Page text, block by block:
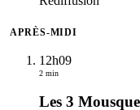
APRÈS-MIDI
12h09
2 min
Les 3